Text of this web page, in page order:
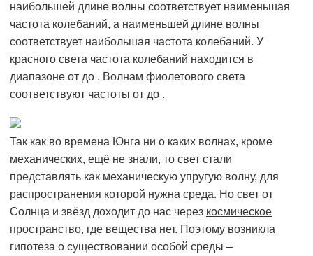
наибольшей длине волны соответствует наименьшая
частота колебаний, а наименьшей длине волны
соответствует наибольшая частота колебаний. У
красного света частота колебаний находится в
диапазоне от до . Волнам фиолетового света
соответствуют частоты от до .
Так как во времена Юнга ни о каких волнах, кроме
механических, ещё не знали, то свет стали
представлять как механическую упругую волну, для
распространения которой нужна среда. Но свет от
Солнца и звёзд доходит до нас через космическое
пространство, где вещества нет. Поэтому возникла
гипотеза о существовании особой среды –